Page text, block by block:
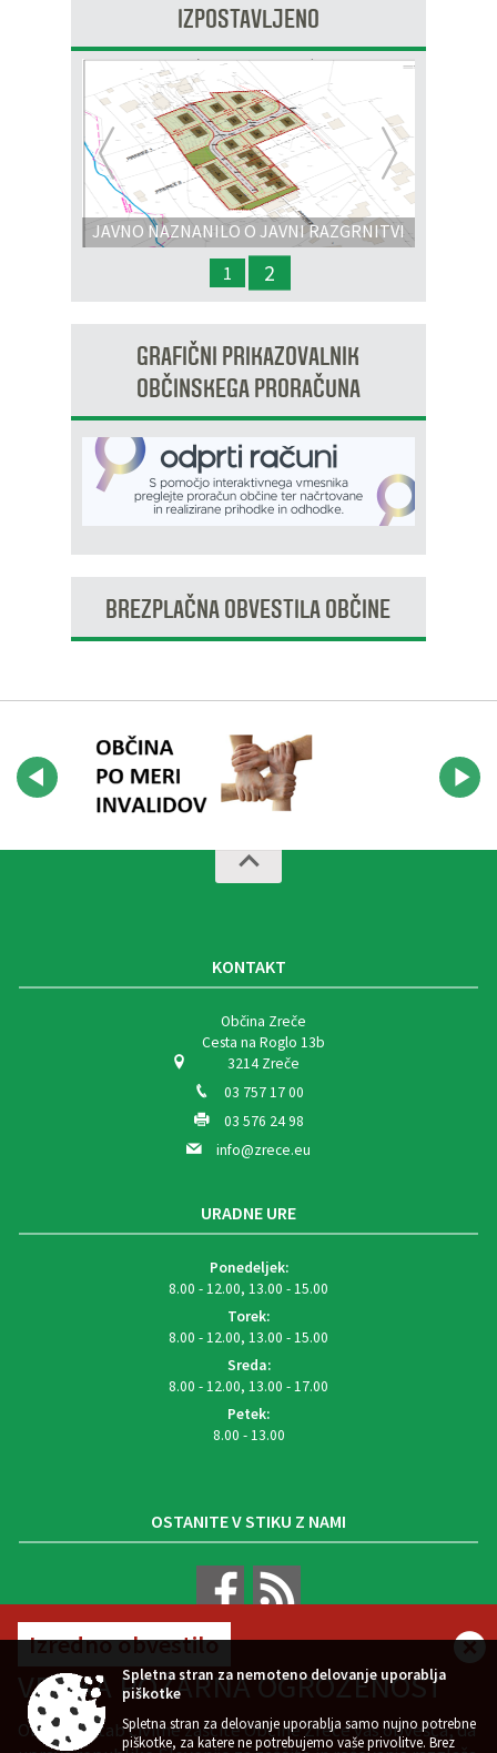
IZPOSTAVLJENO
JAVNO NAZNANILO O JAVNI RAZGRNITVI
IN JAVNI OBRAVNAVI - OPPN na območju
OP8/009 – stanovanjsko območje Dobrava 3
Prejšnja
1 2
GRAFIČNI PRIKAZOVALNIK
OBČINSKEGA PRORAČUNA
BREZPLAČNA OBVESTILA OBČINE
Izredno obvestilo
VELIKA POŽARNA OGROŽENOST
Občinski štab civilne zaščite Občine Zreče vas obvešča, da
KONTAKT
Občina Zreče
Cesta na Roglo 13b
3214 Zreče
03 757 17 00
03 576 24 98
info@zrece.eu
URADNE URE
Ponedeljek:
8.00 - 12.00, 13.00 - 15.00
Torek:
8.00 - 12.00, 13.00 - 15.00
Sreda:
8.00 - 12.00, 13.00 - 17.00
Petek:
8.00 - 13.00
OSTANITE V STIKU Z NAMI
VREMENSKA NAPOVED
Spletna stran za nemoteno delovanje uporablja
piškotke
Spletna stran za delovanje uporablja samo nujno potrebne
piškotke, za katere ne potrebujemo vaše privolitve. Brez